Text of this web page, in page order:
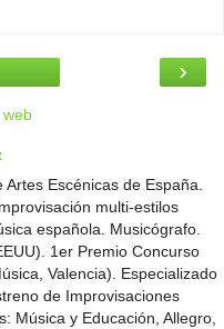
›
Escénicas de España.
multi-estilos
española. Musicógrafo.
1er Premio Concurso
Valencia). Especializado
de Improvisaciones
Música y Educación, Allegro,